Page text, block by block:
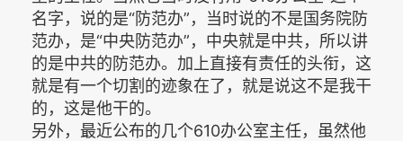
名字，说的是“防范办”，当时说的不是国务院防
范办，是“中央防范办”，中央就是中共，所以讲
的是中共的防范办。加上直接有责任的头衔，这
就是有一个切割的迹象在了，就是说这不是我干
的，这是他干的。
另外，最近公布的几个610办公室主任，虽然他